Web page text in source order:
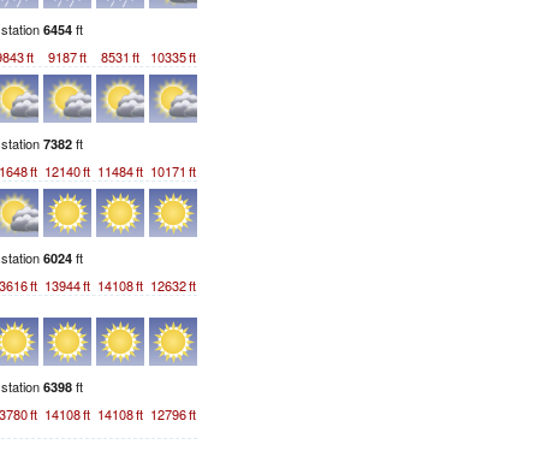
6454 ft
ft 9187ft 8531 ft 10335ft
7382 ft
ft 12140ft 11484ft 10171 ft
6024 ft
ft 13944ft 14108ft 12632ft
6398 ft
ft 14108ft 14108ft 12796ft